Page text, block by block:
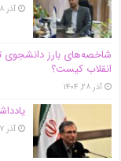
آذر ۲۸, ۱۴۰۴
شاخصه‌های بارز دانشجوی
انقلاب کیست؟
آذر ۲۸, ۱۴۰۴
آذر ۲۷, ۱۴۰۴